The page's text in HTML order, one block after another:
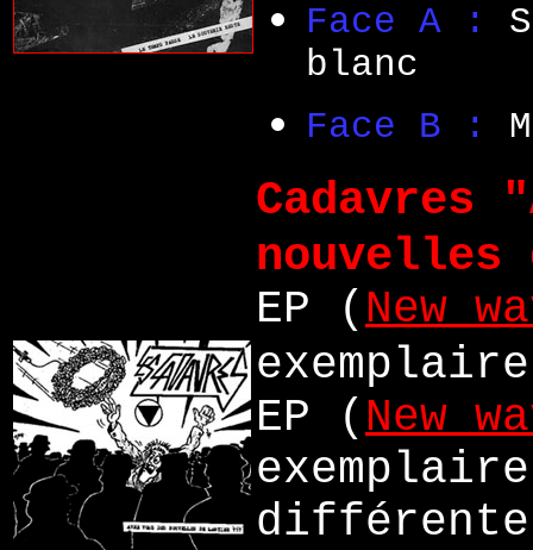
Face A :
blanc
Face B :
Cadavres "
EP (New
EP (New